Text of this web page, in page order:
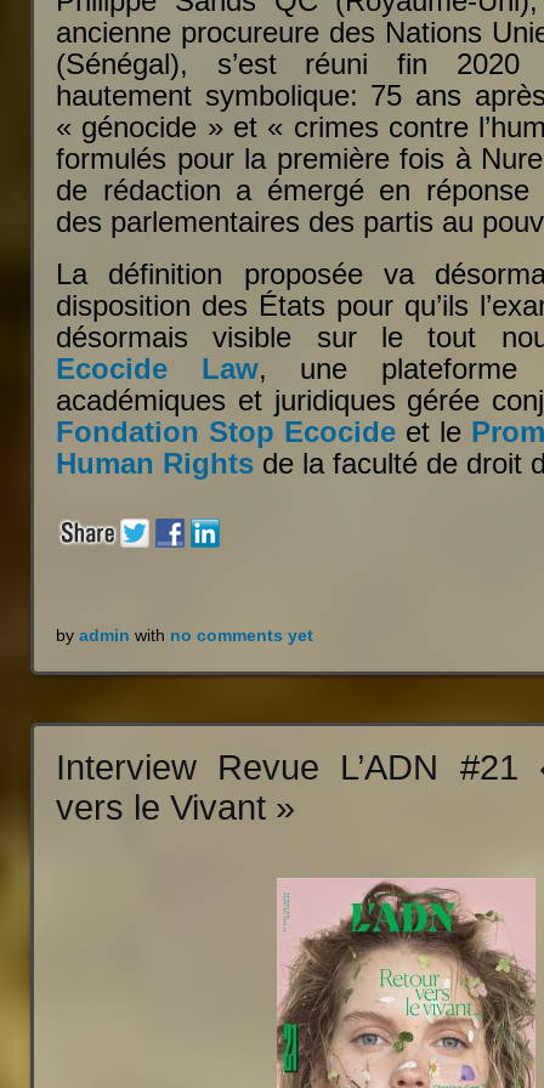
ancienne procureure des Nations
(Sénégal), s’est réuni fin
hautement symbolique: 75 ans
« génocide » et « crimes contre
formulés pour la première fois à
de rédaction a émergé en réponse
des parlementaires des partis au
La définition proposée va
disposition des États pour qu’ils
désormais visible sur le tout
Ecocide Law, une plateforme
académiques et juridiques gérée
Fondation Stop Ecocideet le
Human Rights de la faculté de droit
byadmin with no comments yet
Interview Revue L’ADN #21
vers le Vivant »